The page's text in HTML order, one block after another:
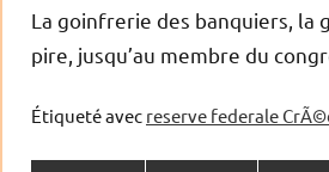
La goinfrerie des banquiers, la
pire, jusqu’au membre du
Étiqueté avec reserve federale